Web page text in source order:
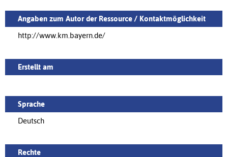
Angaben zum Autor der Ressource / Kontaktmöglichkeit
http://www.km.bayern.de/
Erstellt am
Sprache
Deutsch
Rechte